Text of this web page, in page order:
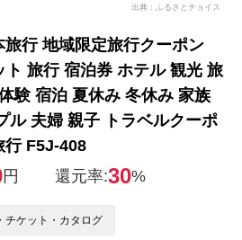
出典：ふるさとチョイス
行 地域限定旅行クーポン
ト 旅行 宿泊券 ホテル 観光 旅
験 宿泊 夏休み 冬休み 家族
ル 夫婦 親子 トラベルクーポ
行 F5J-408
円 還元率:30%
チケット・カタログ